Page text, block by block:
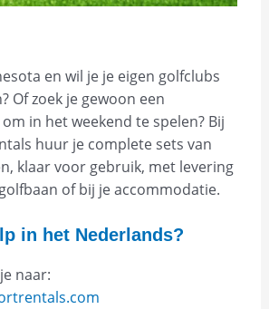
en wil je je eigen golfclubs
Of zoek je gewoon een
in het weekend te spelen? Bij
huur je complete sets van
klaar voor gebruik, met levering
of bij je accommodatie.
in het Nederlands?
naar: